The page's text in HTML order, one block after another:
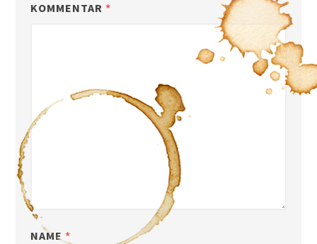
KOMMENTAR *
NAME *